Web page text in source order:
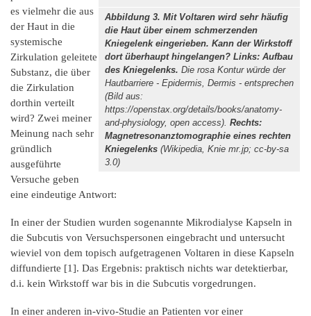
Abbildung 3. Mit Voltaren wird sehr häufig
die Haut über einem schmerzenden
Kniegelenk eingerieben. Kann der Wirkstoff
dort überhaupt hingelangen? Links: Aufbau
des Kniegelenks. Die rosa Kontur würde der
Hautbarriere - Epidermis, Dermis - entsprechen
(Bild aus:
https://openstax.org/details/books/anatomy-
and-physiology, open access). Rechts:
Magnetresonanztomographie eines rechten
Kniegelenks (Wikipedia, Knie mr.jp; cc-by-sa
3.0)
es vielmehr die aus
der Haut in die
systemische
Zirkulation geleitete
Substanz, die über
die Zirkulation
dorthin verteilt
wird? Zwei meiner
Meinung nach sehr
gründlich
ausgeführte
Versuche geben
eine eindeutige Antwort:
In einer der Studien wurden sogenannte Mikrodialyse Kapseln in
die Subcutis von Versuchspersonen eingebracht und untersucht
wieviel von dem topisch aufgetragenen Voltaren in diese Kapseln
diffundierte [1]. Das Ergebnis: praktisch nichts war detektierbar,
d.i. kein Wirkstoff war bis in die Subcutis vorgedrungen.
In einer anderen in-vivo-Studie an Patienten vor einer